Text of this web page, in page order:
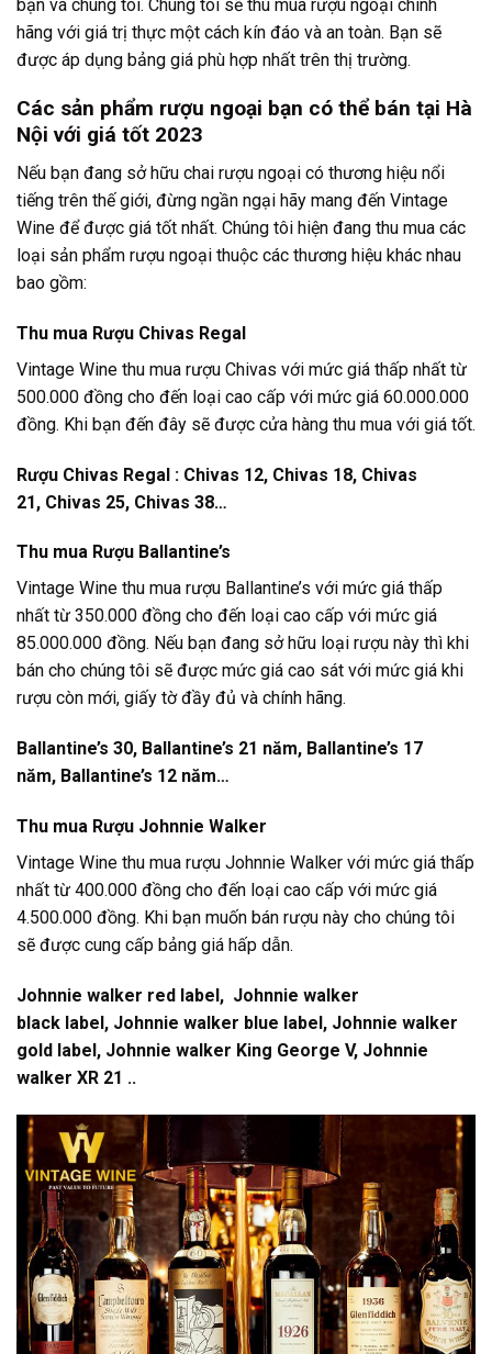
bạn và chúng tôi. Chúng tôi sẽ thu mua rượu ngoại chính
hãng với giá trị thực một cách kín đáo và an toàn. Bạn sẽ
được áp dụng bảng giá phù hợp nhất trên thị trường.
Các sản phẩm rượu ngoại bạn có thể bán tại Hà
Nội với giá tốt 2023
Nếu bạn đang sở hữu chai rượu ngoại có thương hiệu nổi
tiếng trên thế giới, đừng ngần ngại hãy mang đến Vintage
Wine để được giá tốt nhất. Chúng tôi hiện đang thu mua các
loại sản phẩm rượu ngoại thuộc các thương hiệu khác nhau
bao gồm:
Thu mua Rượu Chivas Regal
Vintage Wine thu mua rượu Chivas với mức giá thấp nhất từ
500.000 đồng cho đến loại cao cấp với mức giá 60.000.000
đồng. Khi bạn đến đây sẽ được cửa hàng thu mua với giá tốt.
Rượu Chivas Regal : Chivas 12, Chivas 18, Chivas
21, Chivas 25, Chivas 38…
Thu mua Rượu Ballantine’s
Vintage Wine thu mua rượu Ballantine’s với mức giá thấp
nhất từ 350.000 đồng cho đến loại cao cấp với mức giá
85.000.000 đồng. Nếu bạn đang sở hữu loại rượu này thì khi
bán cho chúng tôi sẽ được mức giá cao sát với mức giá khi
rượu còn mới, giấy tờ đầy đủ và chính hãng.
Ballantine’s 30, Ballantine’s 21 năm, Ballantine’s 17
năm, Ballantine’s 12 năm…
Thu mua Rượu Johnnie Walker
Vintage Wine thu mua rượu Johnnie Walker với mức giá thấp
nhất từ 400.000 đồng cho đến loại cao cấp với mức giá
4.500.000 đồng. Khi bạn muốn bán rượu này cho chúng tôi
sẽ được cung cấp bảng giá hấp dẫn.
Johnnie walker red label, Johnnie walker
black label, Johnnie walker blue label, Johnnie walker
gold label, Johnnie walker King George V, Johnnie
walker XR 21 ..